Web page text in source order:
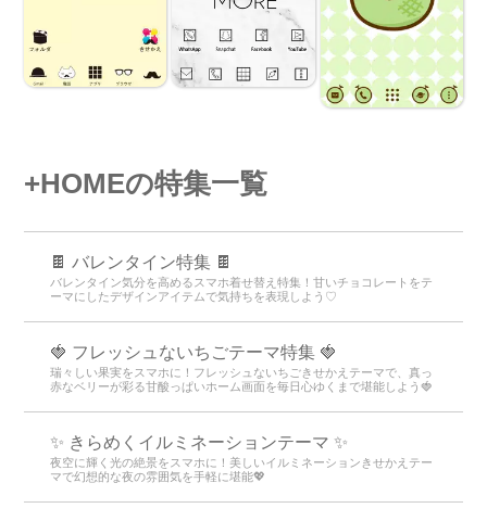
+HOMEの特集一覧
🍫 バレンタイン特集 🍫
バレンタイン気分を高めるスマホ着せ替え特集！甘いチョコレートをテ
ーマにしたデザインアイテムで気持ちを表現しよう♡
🍓 フレッシュないちごテーマ特集 🍓
瑞々しい果実をスマホに！フレッシュないちごきせかえテーマで、真っ
赤なベリーが彩る甘酸っぱいホーム画面を毎日心ゆくまで堪能しよう🍓
✨️ きらめくイルミネーションテーマ ✨️
夜空に輝く光の絶景をスマホに！美しいイルミネーションきせかえテー
マで幻想的な夜の雰囲気を手軽に堪能💖